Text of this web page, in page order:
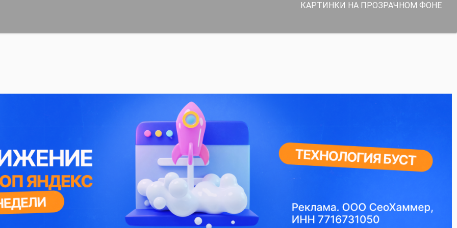
КАРТИНКИ НА ПРОЗРАЧНОМ ФОНЕ